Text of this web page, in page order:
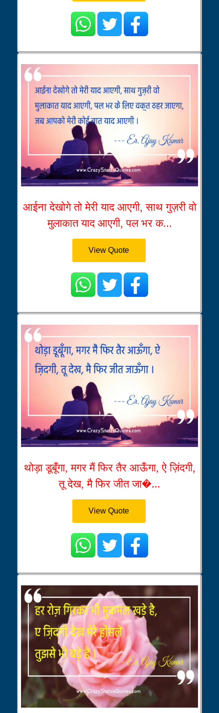
आईना देखोगे तो मेरी याद आएगी, साथ गुज़री वो
मुलाकात याद आएगी, पल भर क...
View Quote
थोड़ा डूबूँगा, मगर मैं फिर तैर आऊँगा, ऐ ज़िंदगी,
तू देख, मै फिर जीत जा�...
View Quote